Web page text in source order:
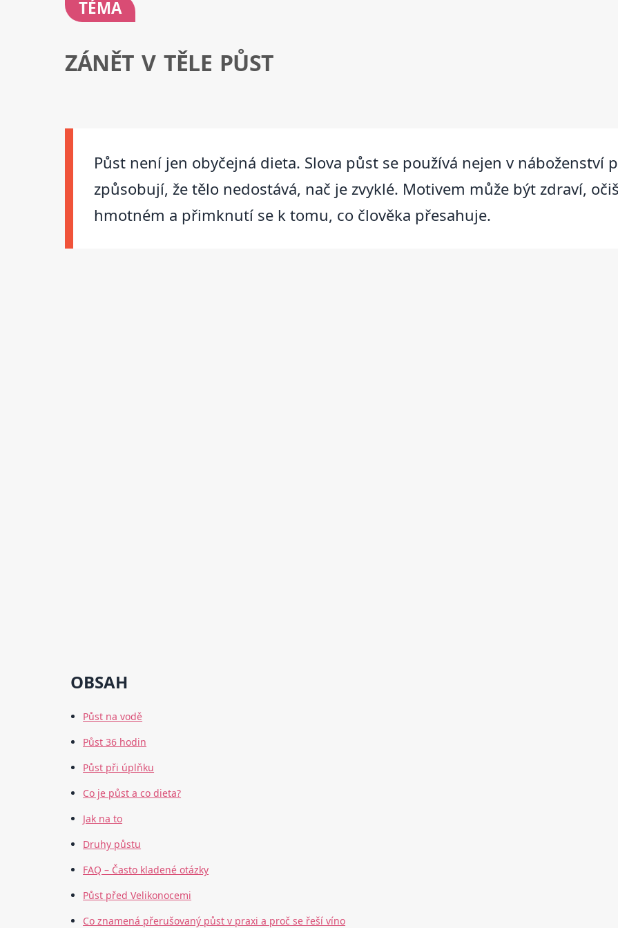
TÉMA
ZÁNĚT V TĚLE PŮST
Půst není jen obyčejná dieta. Slova půst se používá nejen v náboženství
způsobují, že tělo nedostává, nač je zvyklé. Motivem může být zdraví,
hmotném a přimknutí se k tomu, co člověka přesahuje.
OBSAH
Půst na vodě
Půst 36 hodin
Půst při úplňku
Co je půst a co dieta?
Jak na to
Druhy půstu
FAQ – Často kladené otázky
Půst před Velikonocemi
Co znamená přerušovaný půst v praxi a proč se řeší víno